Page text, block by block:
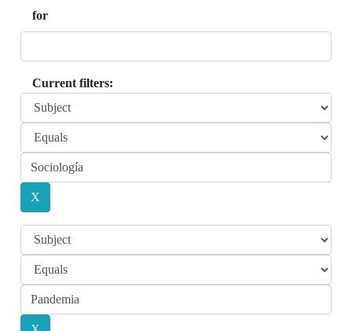
for
Current filters: